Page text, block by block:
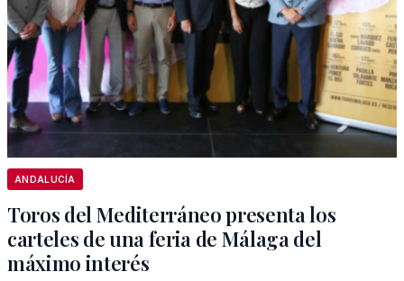
ANDALUCÍA
Toros del Mediterráneo presenta los
carteles de una feria de Málaga del
máximo interés